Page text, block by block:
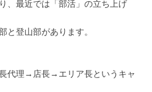
、最近では「部活」の立ち上げ
登山部があります。
代理→店長→エリア長というキャ